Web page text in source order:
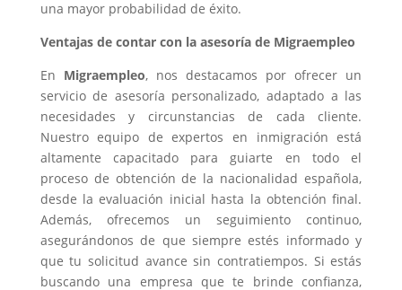
una mayor probabilidad de éxito.
Ventajas de contar con la asesoría de Migraempleo
En Migraempleo, nos destacamos por ofrecer un
servicio de asesoría personalizado, adaptado a las
necesidades y circunstancias de cada cliente.
Nuestro equipo de expertos en inmigración está
altamente capacitado para guiarte en todo el
proceso de obtención de la nacionalidad española,
desde la evaluación inicial hasta la obtención final.
Además, ofrecemos un seguimiento continuo,
asegurándonos de que siempre estés informado y
que tu solicitud avance sin contratiempos. Si estás
buscando una empresa que te brinde confianza,